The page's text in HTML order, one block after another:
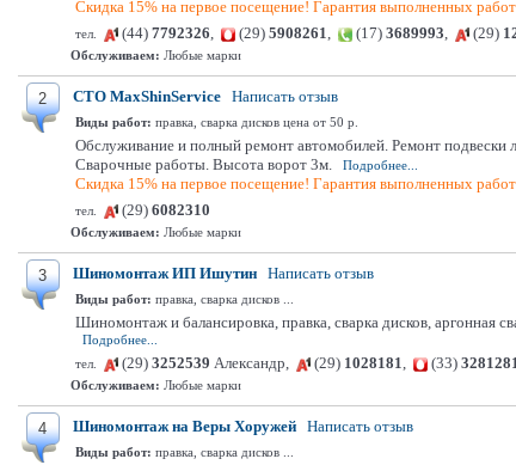
Скидка 15% на первое посещение! Гарантия выполненных
тел. (44) 7792326, (29) 5908261, (17) 3689993, (29)
Обслуживаем: Любые марки
2 СТО MaxShinService Написать отзыв
Виды работ: правка, сварка дисков цена от 50 р.
Обслуживание и полный ремонт автомобилей. Ремонт
Сварочные работы. Высота ворот 3м.
Подробнее...
Скидка 15% на первое посещение! Гарантия выполненных
тел. (29) 6082310
Обслуживаем: Любые марки
3 Шиномонтаж ИП Ишутин Написать отзыв
Виды работ: правка, сварка дисков ...
Шиномонтаж и балансировка, правка, сварка дисков, аргонная
Подробнее...
тел.
(29) 3252539 Александр, (29) 1028181, (33)
Обслуживаем: Любые марки
4 Шиномонтаж на Веры Хоружей Написать отзыв
Виды работ: правка, сварка дисков ...